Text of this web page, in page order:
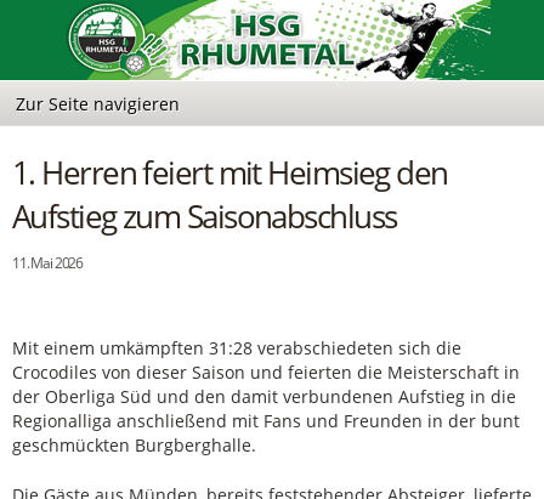
1. Herren feiert mit Heimsieg den
Aufstieg zum Saisonabschluss
11. Mai 2026
Mit einem umkämpften 31:28 verabschiedeten sich die
Crocodiles von dieser Saison und feierten die Meisterschaft in
der Oberliga Süd und den damit verbundenen Aufstieg in die
Regionalliga anschließend mit Fans und Freunden in der bunt
geschmückten Burgberghalle.